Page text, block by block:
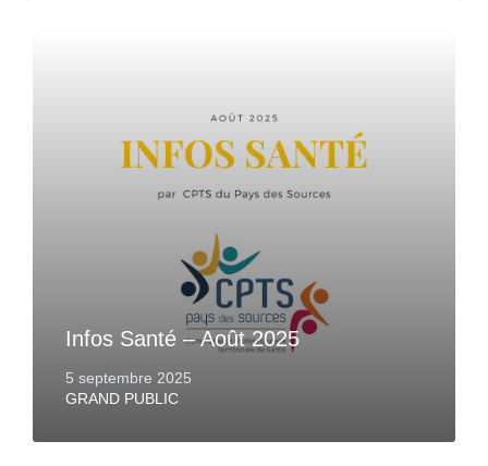
Infos Santé – Août 2025
5 septembre 2025
GRAND PUBLIC